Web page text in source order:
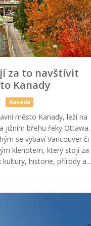
za to navštívit
Kanady
Kanada
město Kanady, leží na
jižním břehu řeky Ottawa.
se vybaví Vancouver či
klenotem, který stojí za
historie, přírody a...